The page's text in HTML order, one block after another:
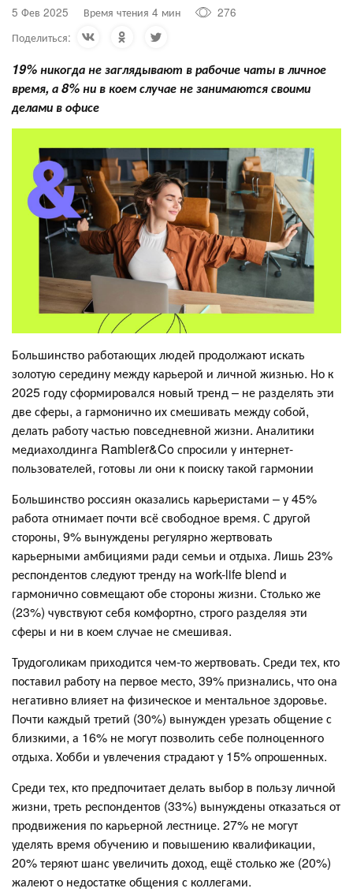
5 Фев 2025 Время чтения 4 мин
276
Поделиться:
19% никогда не заглядывают в рабочие чаты в личное
время, а 8% ни в коем случае не занимаются своими
делами в офисе
Большинство работающих людей продолжают искать
золотую середину между карьерой и личной жизнью. Но к
2025 году сформировался новый тренд – не разделять эти
две сферы, а гармонично их смешивать между собой,
делать работу частью повседневной жизни. Аналитики
медиахолдинга Rambler&Co спросили у интернет-
пользователей, готовы ли они к поиску такой гармонии
Большинство россиян оказались карьеристами – у 45%
работа отнимает почти всё свободное время. С другой
стороны, 9% вынуждены регулярно жертвовать
карьерными амбициями ради семьи и отдыха. Лишь 23%
респондентов следуют тренду на work-life blend и
гармонично совмещают обе стороны жизни. Столько же
(23%) чувствуют себя комфортно, строго разделяя эти
сферы и ни в коем случае не смешивая.
Трудоголикам приходится чем-то жертвовать. Среди тех, кто
поставил работу на первое место, 39% признались, что она
негативно влияет на физическое и ментальное здоровье.
Почти каждый третий (30%) вынужден урезать общение с
близкими, а 16% не могут позволить себе полноценного
отдыха. Хобби и увлечения страдают у 15% опрошенных.
Среди тех, кто предпочитает делать выбор в пользу личной
жизни, треть респондентов (33%) вынуждены отказаться от
продвижения по карьерной лестнице. 27% не могут
уделять время обучению и повышению квалификации,
20% теряют шанс увеличить доход, ещё столько же (20%)
жалеют о недостатке общения с коллегами.